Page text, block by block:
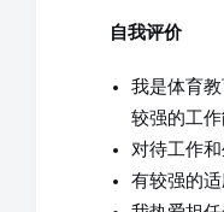
自我评价
我是体育
较强的工
对待工作
有较强的